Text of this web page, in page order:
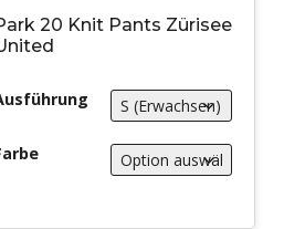
20 Knit Pants Zürisee